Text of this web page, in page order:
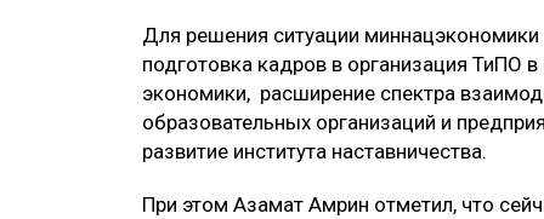
Для решения ситуации
подготовка кадров в организация ТиПО
экономики, расширение спектра
образовательных организаций и
развитие института наставничества.
При этом Азамат Амрин отметил, что